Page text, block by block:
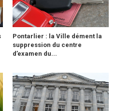
Pontarlier : la Ville dément la
suppression du centre
d’examen du...